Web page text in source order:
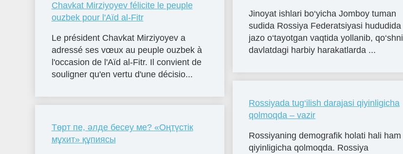
Chavkat Mirziyoyev félicite le peuple
ouzbek pour l'Aïd al-Fitr
Le président Chavkat Mirziyoyev a
adressé ses vœux au peuple ouzbek à
l'occasion de l'Aïd al-Fitr. Il convient de
souligner qu'en vertu d'une décisio...
Төрт пе, әлде бесеу ме? «Оңтүстік
мұхит» құпиясы
Jinoyat ishlari bo‘yicha Jomboy tuman
sudida Rossiya Federatsiyasi hududida
jazo o‘tayotgan vaqtida yollanib, qo‘shni
davlatdagi harbiy harakatlarda ...
Rossiyada tug‘ilish darajasi qiyinligicha
qolmoqda – vazir
Rossiyaning demografik holati hali ham
qiyinligicha qolmoqda. Rossiya